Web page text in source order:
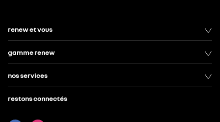
renew et vous
gamme renew
nos services
restons connectés